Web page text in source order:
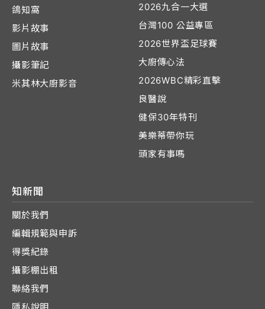
鴿知窩
影片故事
圖片故事
攝影筆記
米其林大廚影音
2026九合一大選
台灣100 公益專區
2026世界盃足球賽
大廚傳心法
2026WBC精彩直擊
良醫說
健保30年特刊
美樂蒂帶你玩
頭家有事嗎
知新聞
關於我們
編輯規範與申訴
得獎紀錄
攝影棚出租
聯絡我們